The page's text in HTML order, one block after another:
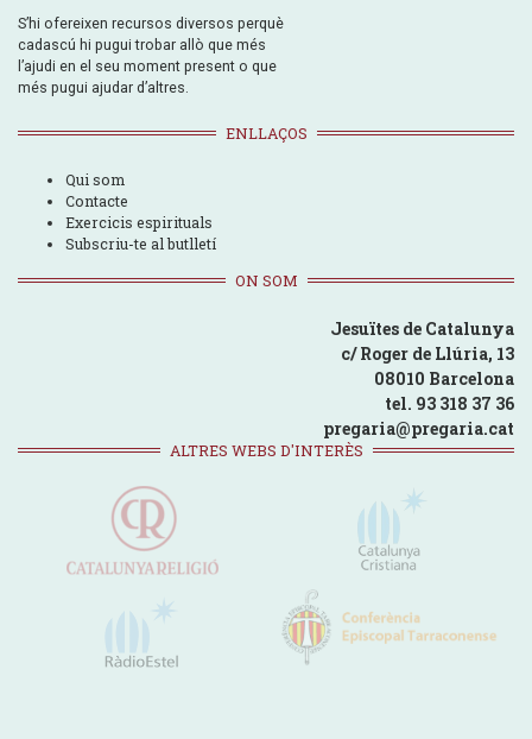
S’hi ofereixen recursos diversos perquè
cadascú hi pugui trobar allò que més
l’ajudi en el seu moment present o que
més pugui ajudar d’altres.
ENLLAÇOS
Qui som
Contacte
Exercicis espirituals
Subscriu-te al butlletí
ON SOM
Jesuïtes de Catalunya
c/ Roger de Llúria, 13
08010 Barcelona
tel. 93 318 37 36
pregaria@pregaria.cat
ALTRES WEBS D'INTERÈS